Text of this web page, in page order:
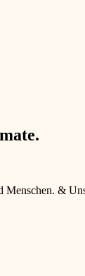
Menschen. &